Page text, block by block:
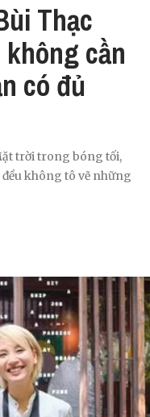
Thạc
cần
có đủ
trời trong bóng tối,
không tô vẽ những